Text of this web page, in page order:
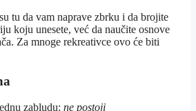
tu da vam naprave zbrku i da brojite
koju unesete, već da naučite osnove
Za mnoge rekreativce ovo će biti
zabludu: ne postoji